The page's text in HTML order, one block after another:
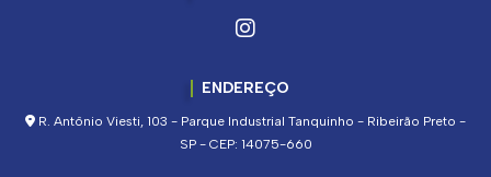
ENDEREÇO
R. Antônio Viesti, 103 - Parque Industrial Tanquinho - Ribeirão Preto -
SP - CEP: 14075-660